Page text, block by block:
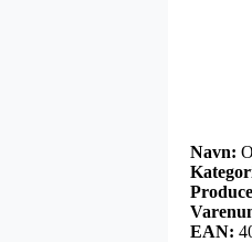
Navn:
EAN: